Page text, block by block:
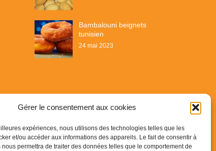
Gérer le consentement aux cookies
expériences, nous utilisons des technologies telles que les
et/ou accéder aux informations des appareils. Le fait de consentir à
permettra de traiter des données telles que le comportement de
Bambalouni beignets
tunisien
24 mai 2023